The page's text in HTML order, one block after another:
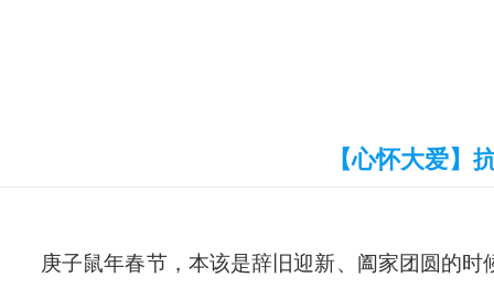
【心怀大爱】
庚子鼠年春节，本该是辞旧迎新、阖家团圆的